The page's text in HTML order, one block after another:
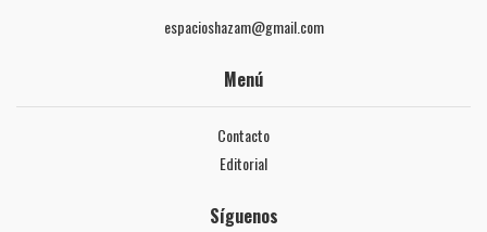
espacioshazam@gmail.com
Menú
Contacto
Editorial
Síguenos